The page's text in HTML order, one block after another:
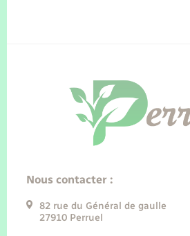
Nous contacter :
82 rue du Général de gaulle
27910 Perruel